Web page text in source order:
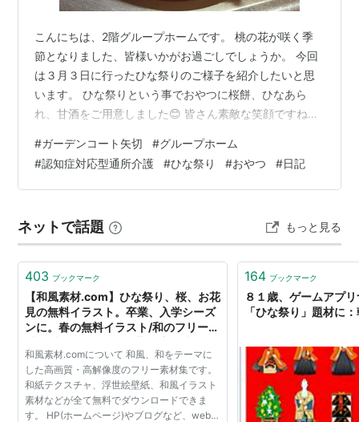
こんにちは、2階グループホームです。 桃の花が咲く季
節となりました、皆様いかがお過ごしでしょうか。 今回
は３月３日に行ったひな祭りのご様子を紹介したいと思
います。 ひな祭りという事でおやつに桜餅、ひなあら
れ、甘酒をご用意しました😊 皆さん素敵な笑顔ですね😊
かった」と 笑顔でコメントをいただきました😌 来年も楽
しいひな祭りを行いましょう🎎 今後もお客様の何気ない
日常やイベントのご様子などを ブログに上げてまいりま
#ガーデンコート矢切 #グループホーム
#認知症対応型通所介護 #ひな祭り #おやつ #日記
ネットで話題 もっと見る
403 ブックマーク
【和風素材.com】ひな祭り、桜、お花
見の無料イラスト。卒業、入学シーズ
ンに。春の無料イラスト/和のフリー素
クスチャ/和のクリップアート
和風素材.comについて 和風、和をテーマに
した高画質・高解像度のフリー素材集です。
和紙テクスチャ、浮世絵壁紙、和風イラスト
素材などが全て無料でダウンロードできま
す。 HP(ホームページ)やブログなど、webの
164 ブックマーク
８１歳、ゲームアプ
「ひな祭り」題材に